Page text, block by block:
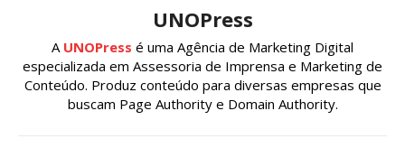
UNOPress
A UNOPress é uma Agência de Marketing Digital
especializada em Assessoria de Imprensa e Marketing de
Conteúdo. Produz conteúdo para diversas empresas que
buscam Page Authority e Domain Authority.